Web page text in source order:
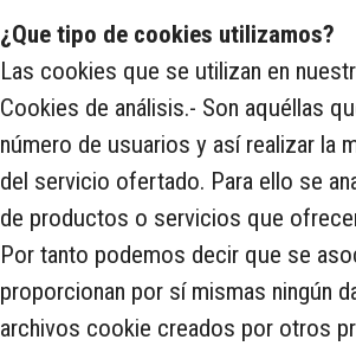
¿Que tipo de cookies utilizamos?
Las cookies que se utilizan en
Cookies de análisis.- Son aquéllas
número de usuarios y así realizar la
del servicio ofertado. Para ello se
de productos o servicios que
Por tanto podemos decir que se
proporcionan por sí mismas ningún
archivos cookie creados por otros